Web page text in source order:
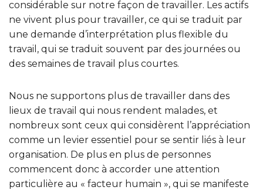
considérable sur notre façon de travailler. Les actifs
ne vivent plus pour travailler, ce qui se traduit par
une demande d’interprétation plus flexible du
travail, qui se traduit souvent par des journées ou
des semaines de travail plus courtes.
Nous ne supportons plus de travailler dans des
lieux de travail qui nous rendent malades, et
nombreux sont ceux qui considèrent l’appréciation
comme un levier essentiel pour se sentir liés à leur
organisation. De plus en plus de personnes
commencent donc à accorder une attention
particulière au « facteur humain », qui se manifeste